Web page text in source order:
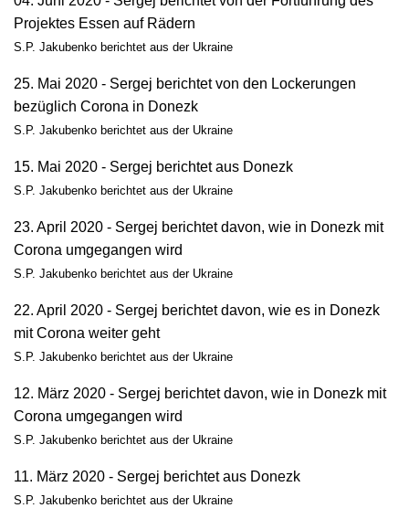
Projektes Essen auf Rädern
S.P. Jakubenko berichtet aus der Ukraine
25. Mai 2020 - Sergej berichtet von den Lockerungen
bezüglich Corona in Donezk
S.P. Jakubenko berichtet aus der Ukraine
15. Mai 2020 - Sergej berichtet aus Donezk
S.P. Jakubenko berichtet aus der Ukraine
23. April 2020 - Sergej berichtet davon, wie in Donezk mit
Corona umgegangen wird
S.P. Jakubenko berichtet aus der Ukraine
22. April 2020 - Sergej berichtet davon, wie es in Donezk
mit Corona weiter geht
S.P. Jakubenko berichtet aus der Ukraine
12. März 2020 - Sergej berichtet davon, wie in Donezk mit
Corona umgegangen wird
S.P. Jakubenko berichtet aus der Ukraine
11. März 2020 - Sergej berichtet aus Donezk
S.P. Jakubenko berichtet aus der Ukraine